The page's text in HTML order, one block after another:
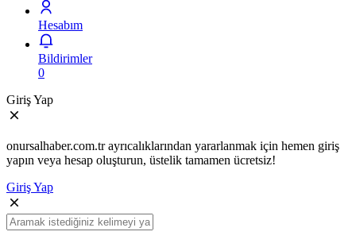
Hesabım
Bildirimler
0
Giriş Yap
onursalhaber.com.tr ayrıcalıklarından yararlanmak için hemen giriş
yapın veya hesap oluşturun, üstelik tamamen ücretsiz!
Giriş Yap